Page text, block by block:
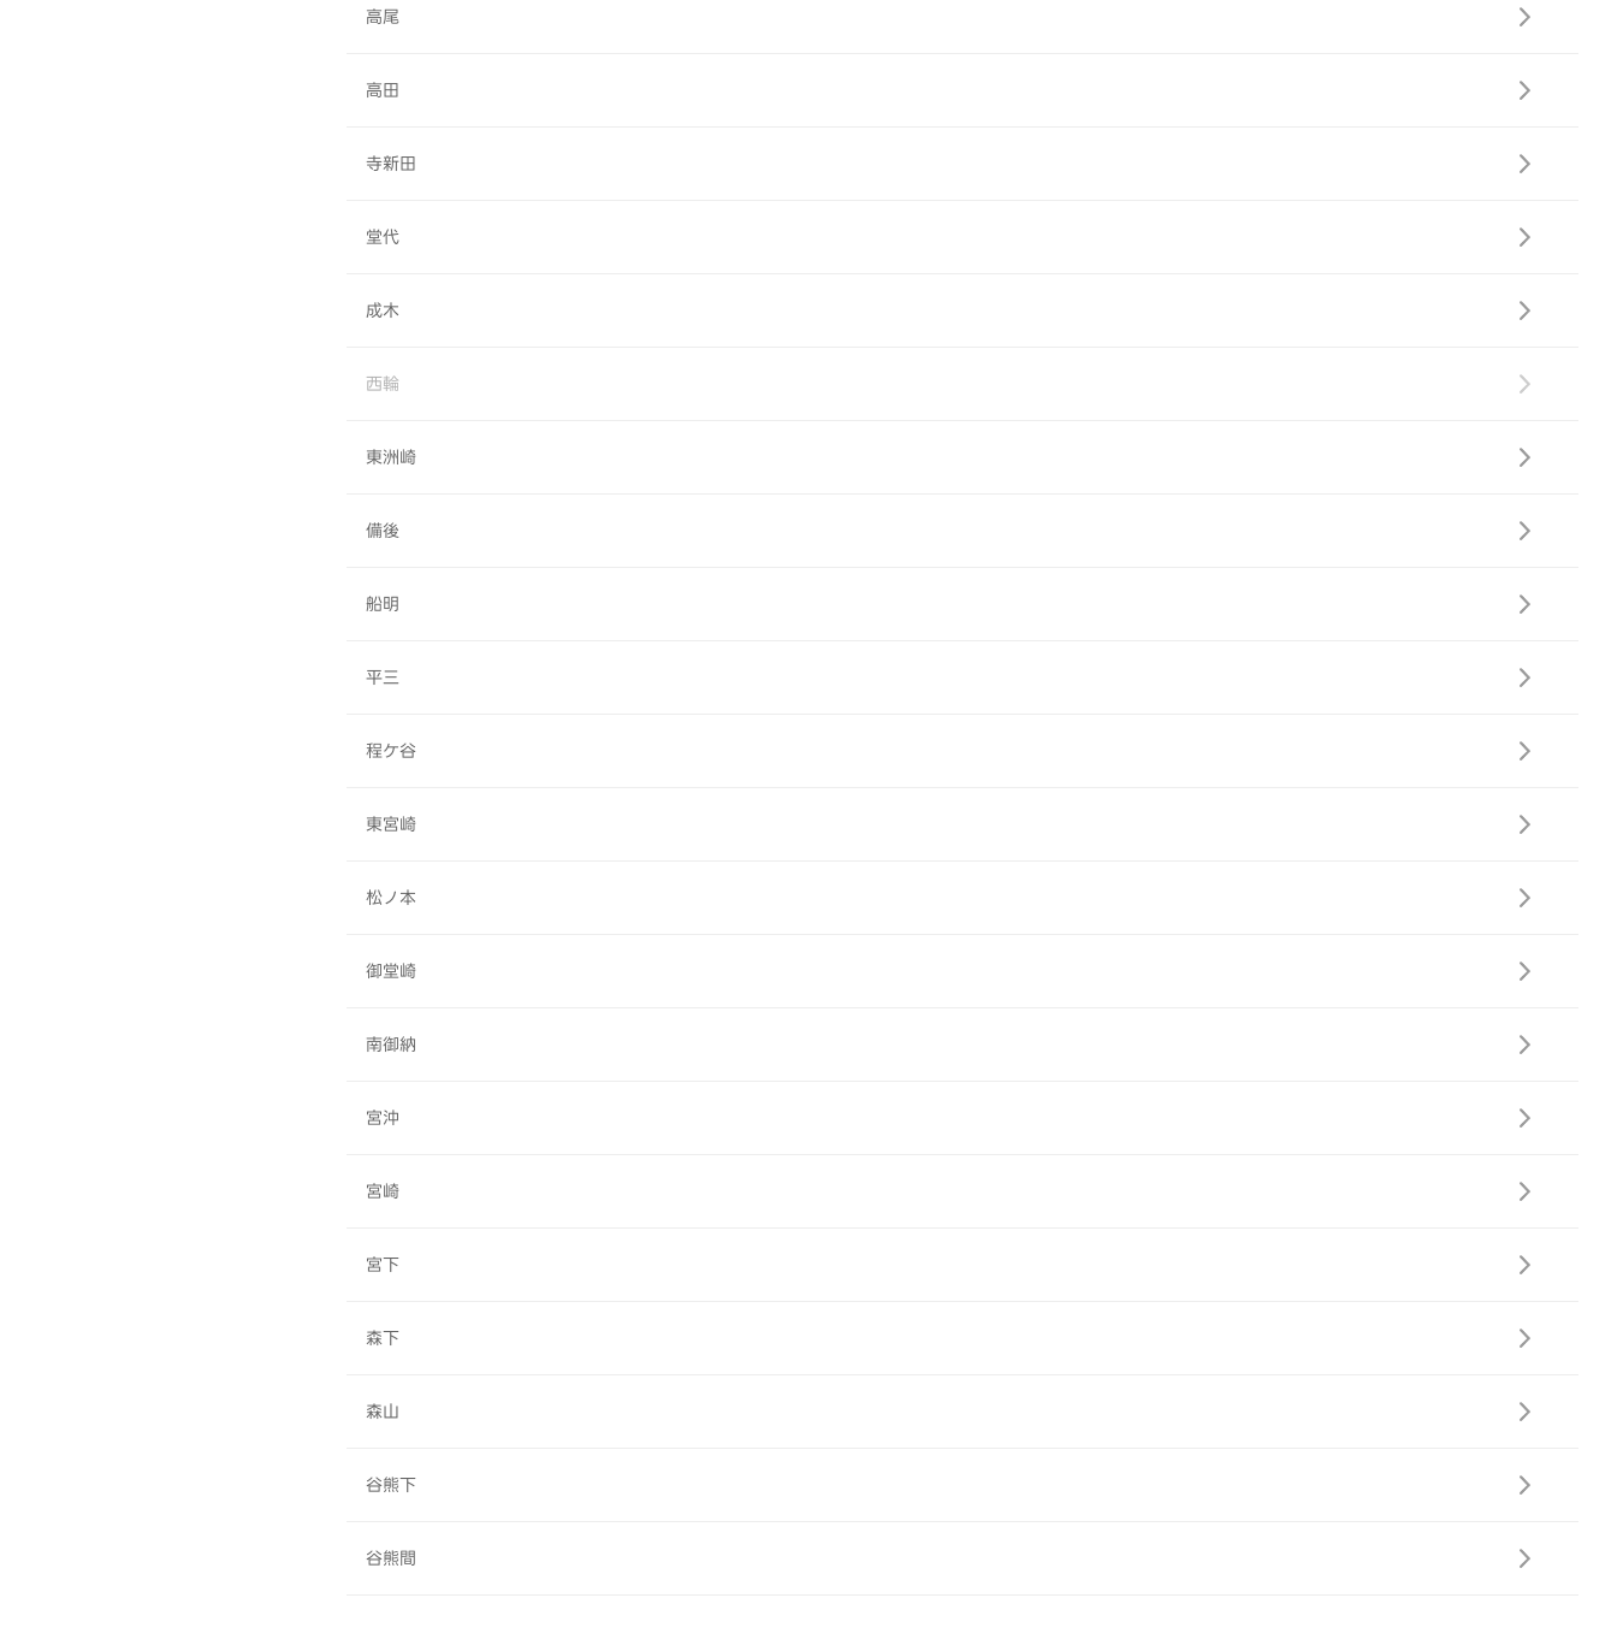
高尾
高田
寺新田
堂代
成木
西輪
東洲崎
備後
船明
平三
程ケ谷
東宮崎
松ノ本
御堂崎
南御納
宮沖
宮崎
宮下
森下
森山
谷熊下
谷熊間